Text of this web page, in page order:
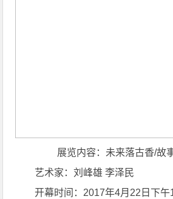
展览内容：未来落古香/故
艺术家：刘峰雄 李泽民
开幕时间：2017年4月22日下